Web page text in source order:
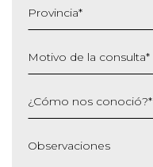
AAAA
Provincia*
Motivo de la consulta*
¿Cómo nos conoció?*
Observaciones